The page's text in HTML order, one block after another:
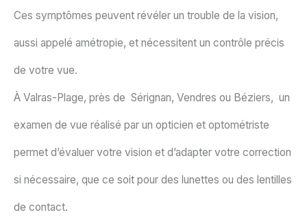
Ces symptômes peuvent révéler un trouble de la vision,
aussi appelé amétropie, et nécessitent un contrôle précis
de votre vue.
À Valras-Plage, près de Sérignan, Vendres ou Béziers, un
examen de vue réalisé par un opticien et optométriste
permet d’évaluer votre vision et d’adapter votre correction
si nécessaire, que ce soit pour des lunettes ou des lentilles
de contact.